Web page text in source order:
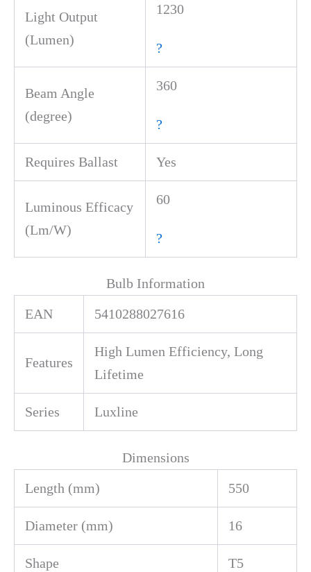
Light Output
(Lumen)
1230
?
Beam Angle
(degree)
360
?
Requires Ballast Yes
Luminous Efficacy
(Lm/W)
60
?
Bulb Information
EAN
5410288027616
Features
High Lumen Efficiency, Long
Lifetime
Series Luxline
Dimensions
Length (mm)
550
Diameter (mm) 16
Shape T5